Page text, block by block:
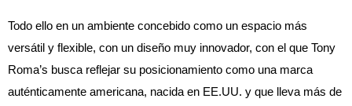
Todo ello en un ambiente concebido como un espacio más
versátil y flexible, con un diseño muy innovador, con el que Tony
Roma’s busca reflejar su posicionamiento como una marca
auténticamente americana, nacida en EE.UU. y que lleva más de